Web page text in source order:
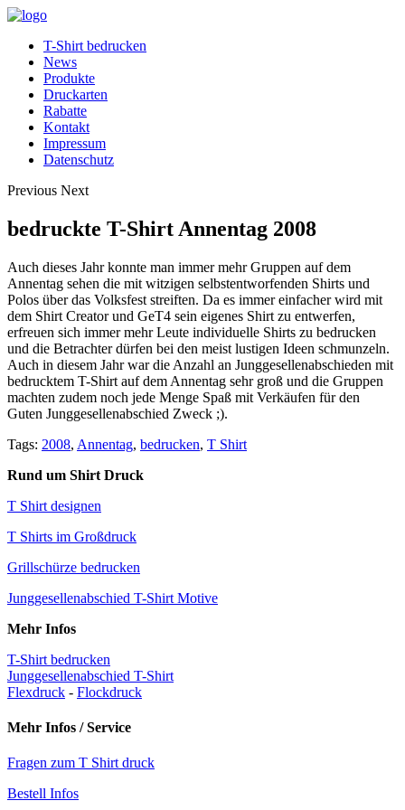
T-Shirt bedrucken
News
Produkte
Druckarten
Rabatte
Kontakt
Impressum
Datenschutz
Previous Next
bedruckte T-Shirt Annentag 2008
Auch dieses Jahr konnte man immer mehr Gruppen auf dem
Annentag sehen die mit witzigen selbstentworfenden Shirts und
Polos über das Volksfest streiften. Da es immer einfacher wird mit
dem Shirt Creator und GeT4 sein eigenes Shirt zu entwerfen,
erfreuen sich immer mehr Leute individuelle Shirts zu bedrucken
und die Betrachter dürfen bei den meist lustigen Ideen schmunzeln.
Auch in diesem Jahr war die Anzahl an Junggesellenabschieden mit
bedrucktem T-Shirt auf dem Annentag sehr groß und die Gruppen
machten zudem noch jede Menge Spaß mit Verkäufen für den
Guten Junggesellenabschied Zweck ;).
Tags: 2008, Annentag, bedrucken, T Shirt
Rund um Shirt Druck
T Shirt designen
T Shirts im Großdruck
Grillschürze bedrucken
Junggesellenabschied T-Shirt Motive
Mehr Infos
T-Shirt bedrucken
Junggesellenabschied T-Shirt
Flexdruck - Flockdruck
Mehr Infos / Service
Fragen zum T Shirt druck
Bestell Infos